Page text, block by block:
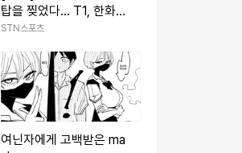
탑을 찢었다... T1, 한화생
명 압도하고 1세트 선취
STN스포츠
여닌자에게 고백받은 ma